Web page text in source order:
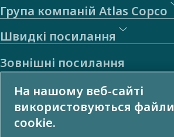
Група компаній Atlas Copco
Швидкі посилання
Зовнішні посилання
Інвесторам
Фото й відео галерея
На нашому веб-сайті
використовуються файли
cookie.